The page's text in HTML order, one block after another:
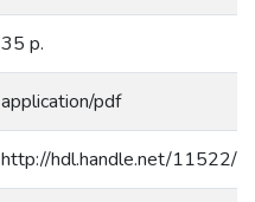
35 p.
application/pdf
http://hdl.handle.net/11522/